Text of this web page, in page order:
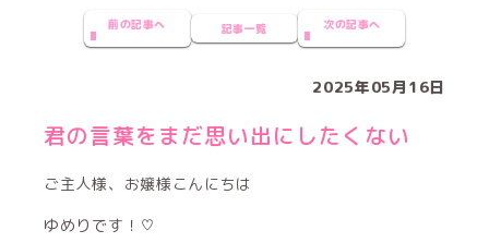
前の記事へ 記事一覧 次の記事へ
2025年05月16日
君の言葉をまだ思い出にしたくない
ご主人様、お嬢様こんにちは
ゆめりです！♡